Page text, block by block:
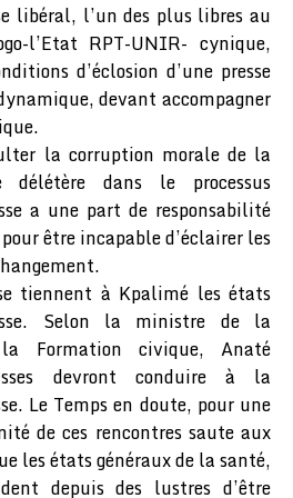
libéral, l’un des plus libres au
l’Etat RPT-UNIR- cynique,
d’éclosion d’une presse
devant accompagner
la corruption morale de la
dans le processus
a une part de responsabilité
être incapable d’éclairer les
tiennent à Kpalimé les états
Selon la ministre de la
Formation civique, Anaté
devront conduire à la
Le Temps en doute, pour une
de ces rencontres saute aux
les états généraux de la santé,
depuis des lustres d’être